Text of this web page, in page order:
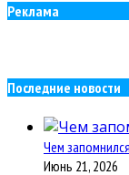
Реклама
Последние новости
Чем
Июнь 21, 2026